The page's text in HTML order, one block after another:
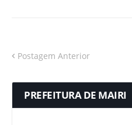
Postagem Anterior
PREFEITURA DE MAIRI